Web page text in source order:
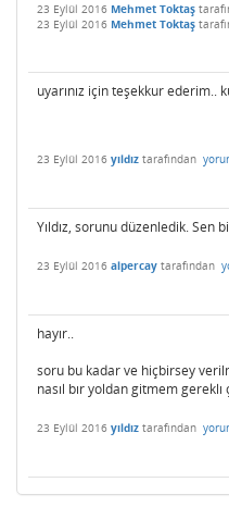
23 Eylül 2016 Mehmet Toktaş
23 Eylül 2016 Mehmet Toktaş
uyarınız için teşekkur ederim..
23 Eylül 2016 yıldız tarafından
Yıldız, sorunu düzenledik. Sen
23 Eylül 2016 alpercay tarafından
hayır..
soru bu kadar ve hiçbirsey
nasıl bır yoldan gitmem
23 Eylül 2016 yıldız tarafından